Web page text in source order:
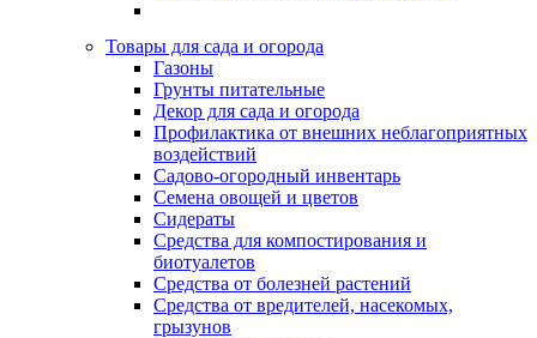
Товары для сада и огорода
Газоны
Грунты питательные
Декор для сада и огорода
Профилактика от внешних неблагоприятных
воздействий
Садово-огородный инвентарь
Семена овощей и цветов
Сидераты
Средства для компостирования и
биотуалетов
Средства от болезней растений
Средства от вредителей, насекомых,
грызунов